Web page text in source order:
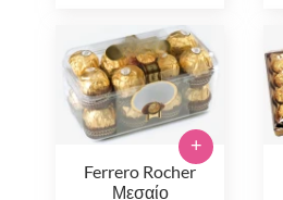
Ferrero Rocher
Μεσαίο
+